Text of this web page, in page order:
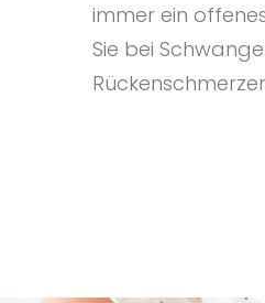
immer ein
Sie bei